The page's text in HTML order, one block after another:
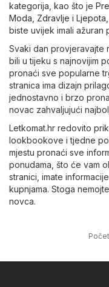
kategorija, kao što je
Moda Zdravlje i Ljepota
biste uvijek imali ažuran
Svaki dan provjeravajte
bili u tijeku s najnovijim
pronaći sve popularne
stranica ima dizajn
jednostavno i brzo
novac zahvaljujući
Letkomat.hr redovito
lookbookove i tjedne
mjestu pronaći sve
ponudama, što će vam
stranici, imate
kupnjama. Stoga
novca.